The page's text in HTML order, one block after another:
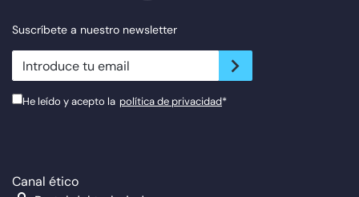
Suscríbete a nuestro newsletter
newsletter.suscribe
He leído y acepto la política de privacidad*
Canal ético